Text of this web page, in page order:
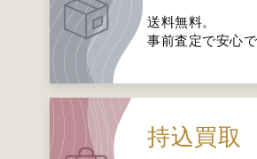
送料無料。
事前査定で安心で
持込買取